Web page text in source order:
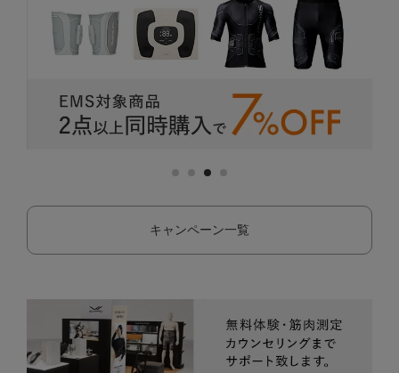
キャンペーン一覧